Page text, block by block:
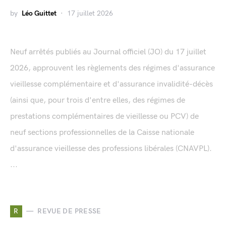
by Léo Guittet 17 juillet 2026
Neuf arrêtés publiés au Journal officiel (JO) du 17 juillet
2026, approuvent les règlements des régimes d'assurance
vieillesse complémentaire et d'assurance invalidité-décès
(ainsi que, pour trois d'entre elles, des régimes de
prestations complémentaires de vieillesse ou PCV) de
neuf sections professionnelles de la Caisse nationale
d'assurance vieillesse des professions libérales (CNAVPL).
...
R REVUE DE PRESSE